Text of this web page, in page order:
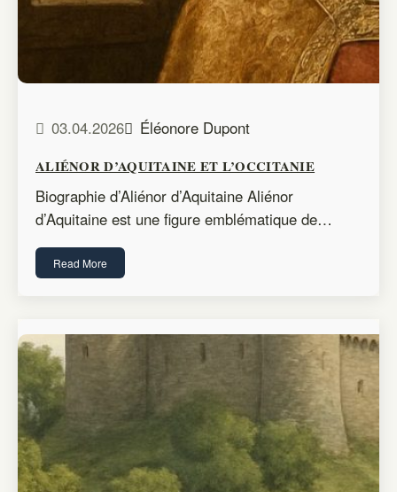
03.04.2026 Éléonore Dupont
ALIÉNOR D’AQUITAINE ET L’OCCITANIE
Biographie d’Aliénor d’Aquitaine Aliénor
d’Aquitaine est une figure emblématique de…
Read More